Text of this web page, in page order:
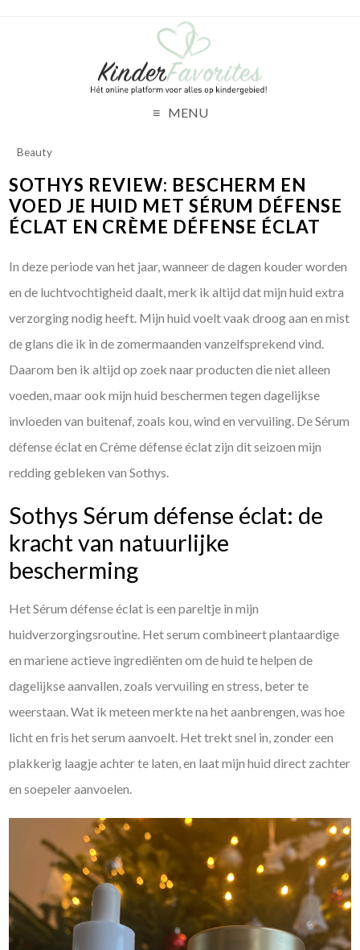
MENU
Beauty
SOTHYS REVIEW: BESCHERM EN
VOED JE HUID MET SÉRUM DÉFENSE
ÉCLAT EN CRÈME DÉFENSE ÉCLAT
In deze periode van het jaar, wanneer de dagen kouder worden
en de luchtvochtigheid daalt, merk ik altijd dat mijn huid extra
verzorging nodig heeft. Mijn huid voelt vaak droog aan en mist
de glans die ik in de zomermaanden vanzelfsprekend vind.
Daarom ben ik altijd op zoek naar producten die niet alleen
voeden, maar ook mijn huid beschermen tegen dagelijkse
invloeden van buitenaf, zoals kou, wind en vervuiling. De Sérum
défense éclat en Crème défense éclat zijn dit seizoen mijn
redding gebleken van Sothys.
Sothys Sérum défense éclat: de
kracht van natuurlijke
bescherming
Het Sérum défense éclat is een pareltje in mijn
huidverzorgingsroutine. Het serum combineert plantaardige
en mariene actieve ingrediënten om de huid te helpen de
dagelijkse aanvallen, zoals vervuiling en stress, beter te
weerstaan. Wat ik meteen merkte na het aanbrengen, was hoe
licht en fris het serum aanvoelt. Het trekt snel in, zonder een
plakkerig laagje achter te laten, en laat mijn huid direct zachter
en soepeler aanvoelen.